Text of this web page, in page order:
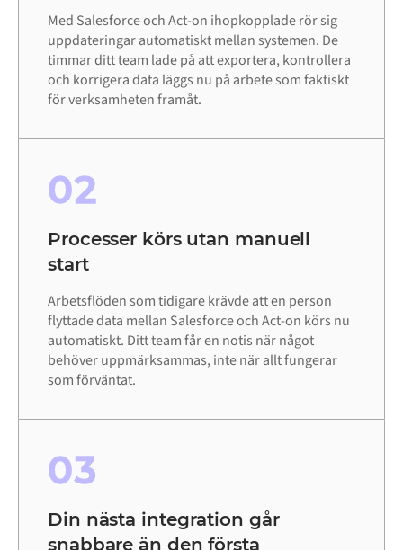
Med Salesforce och Act-on ihopkopplade rör sig
uppdateringar automatiskt mellan systemen. De
timmar ditt team lade på att exportera, kontrollera
och korrigera data läggs nu på arbete som faktiskt
för verksamheten framåt.
02
Processer körs utan manuell
start
Arbetsflöden som tidigare krävde att en person
flyttade data mellan Salesforce och Act-on körs nu
automatiskt. Ditt team får en notis när något
behöver uppmärksammas, inte när allt fungerar
som förväntat.
03
Din nästa integration går
snabbare än den första